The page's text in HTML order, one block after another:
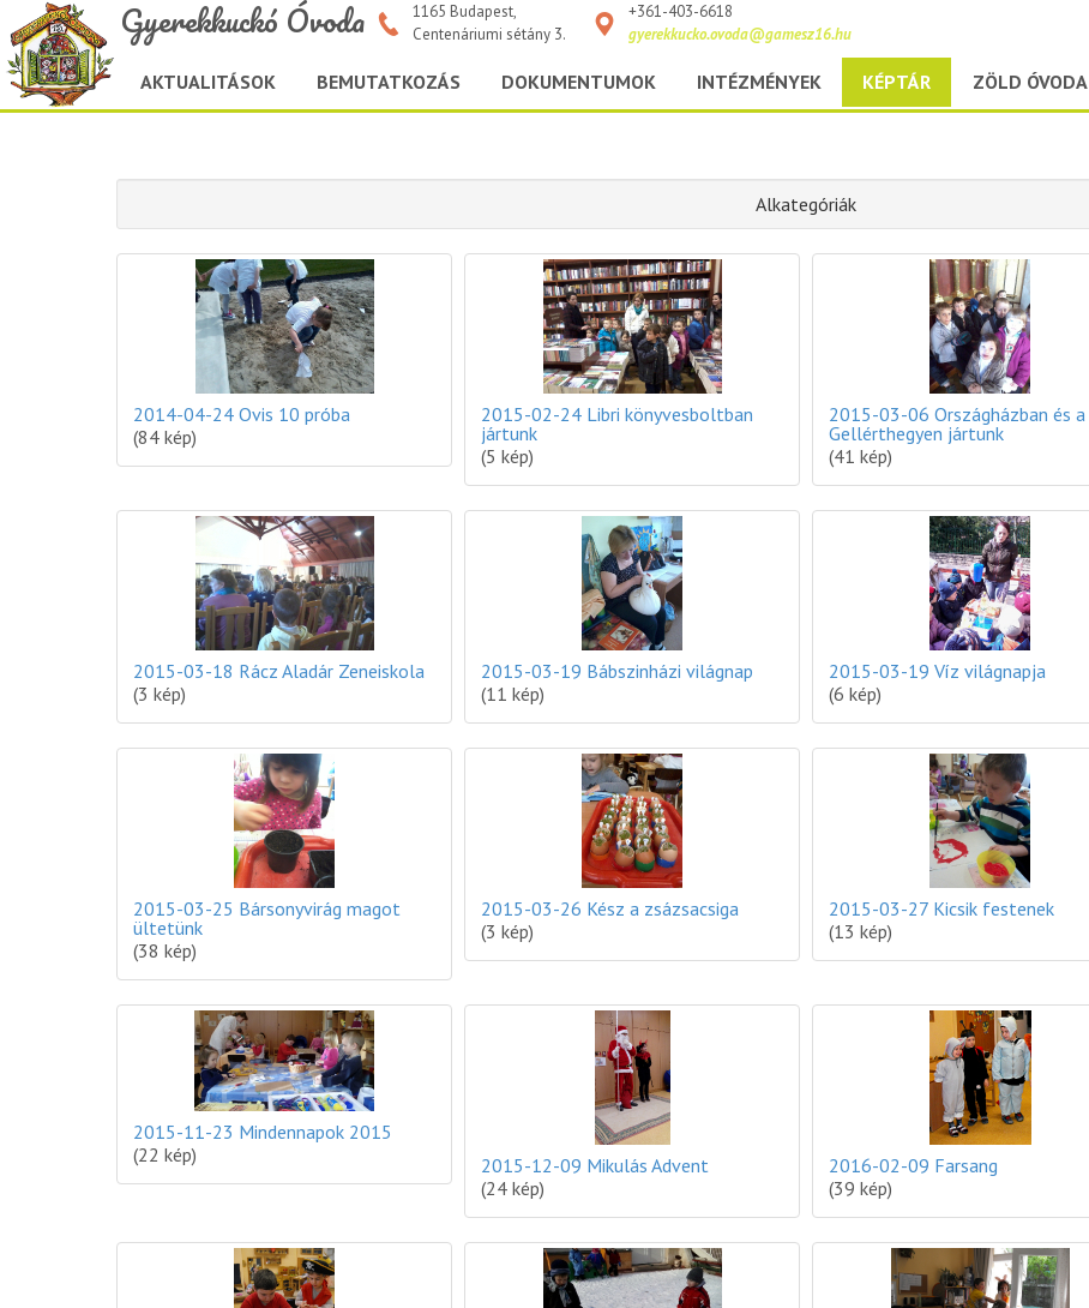
Gyerekkuckó Óvoda
1165 Budapest,
Centenáriumi sétány 3.
+361-403-6618
gyerekkucko.ovoda@gamesz16.hu
AKTUALITÁSOK BEMUTATKOZÁS DOKUMENTUMOK INTÉZMÉNYEK KÉPTÁR ZÖLD ÓVODA
Alkategóriák
2014-04-24 Ovis 10 próba
(84 kép)
2015-02-24 Libri könyvesboltban
jártunk
(5 kép)
2015-03-06 Országházban és a
Gellérthegyen jártunk
(41 kép)
2015-03-18 Rácz Aladár Zeneiskola
(3 kép)
2015-03-19 Bábszinházi világnap
(11 kép)
2015-03-19 Víz világnapja
(6 kép)
2015-03-25 Bársonyvirág magot
ültetünk
(38 kép)
2015-03-26 Kész a zsázsacsiga
(3 kép)
2015-03-27 Kicsik festenek
(13 kép)
2015-11-23 Mindennapok 2015
(22 kép)
2015-12-09 Mikulás Advent
(24 kép)
2016-02-09 Farsang
(39 kép)